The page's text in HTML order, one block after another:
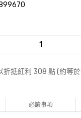
折抵紅利 308 點 (約等於
必讀事項